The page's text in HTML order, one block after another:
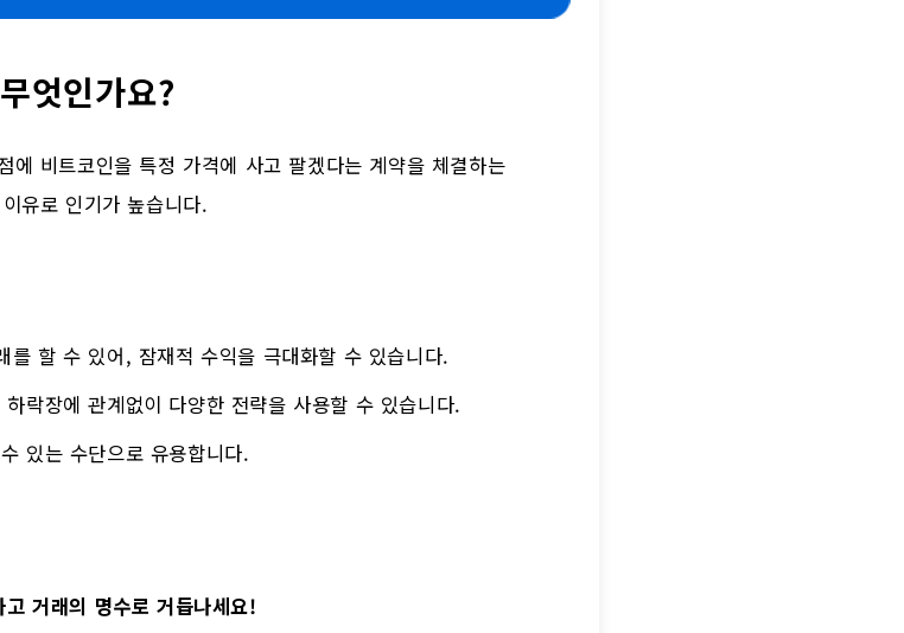
엇인가요?
에 비트코인을 특정 가격에 사고 팔겠다는 계약을 체결하는
유로 인기가 높습니다.
를 할 수 있어, 잠재적 수익을 극대화할 수 있습니다.
락장에 관계없이 다양한 전략을 사용할 수 있습니다.
있는 수단으로 유용합니다.
거래의 명수로 거듭나세요!